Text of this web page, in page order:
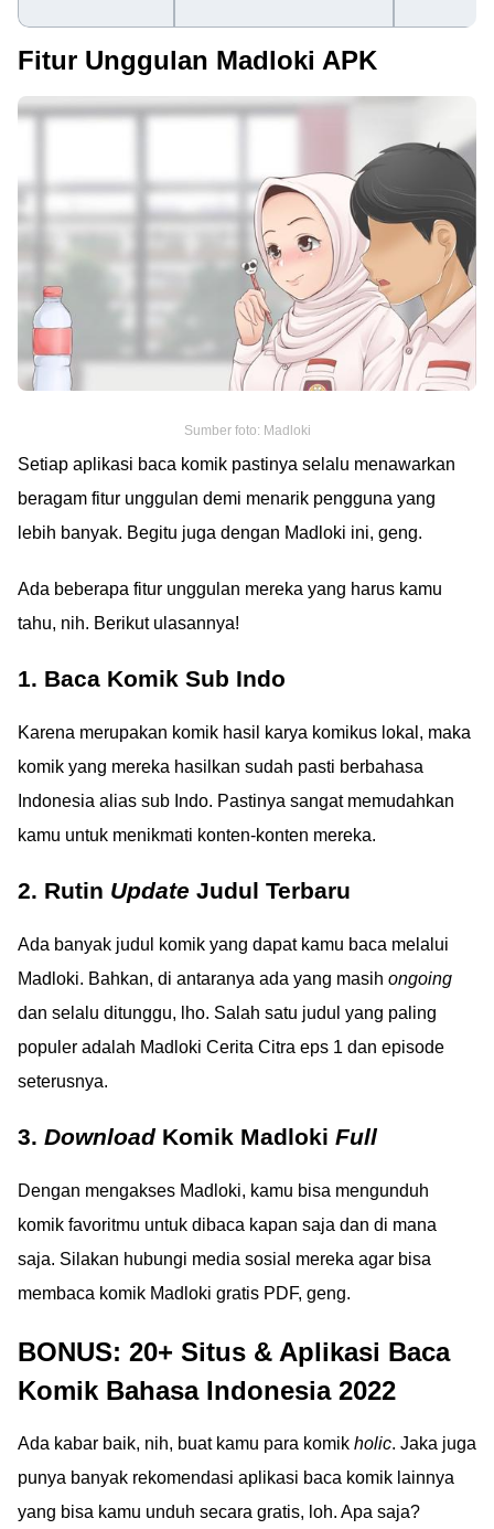
Fitur Unggulan Madloki APK
Sumber foto: Madloki
Setiap aplikasi baca komik pastinya selalu menawarkan
beragam fitur unggulan demi menarik pengguna yang
lebih banyak. Begitu juga dengan Madloki ini, geng.
Ada beberapa fitur unggulan mereka yang harus kamu
tahu, nih. Berikut ulasannya!
1. Baca Komik Sub Indo
Karena merupakan komik hasil karya komikus lokal, maka
komik yang mereka hasilkan sudah pasti berbahasa
Indonesia alias sub Indo. Pastinya sangat memudahkan
kamu untuk menikmati konten-konten mereka.
2. Rutin Update Judul Terbaru
Ada banyak judul komik yang dapat kamu baca melalui
Madloki. Bahkan, di antaranya ada yang masih ongoing
dan selalu ditunggu, lho. Salah satu judul yang paling
populer adalah Madloki Cerita Citra eps 1 dan episode
seterusnya.
3. Download Komik Madloki Full
Dengan mengakses Madloki, kamu bisa mengunduh
komik favoritmu untuk dibaca kapan saja dan di mana
saja. Silakan hubungi media sosial mereka agar bisa
membaca komik Madloki gratis PDF, geng.
BONUS: 20+ Situs & Aplikasi Baca
Komik Bahasa Indonesia 2022
Ada kabar baik, nih, buat kamu para komik holic. Jaka juga
punya banyak rekomendasi aplikasi baca komik lainnya
yang bisa kamu unduh secara gratis, loh. Apa saja?